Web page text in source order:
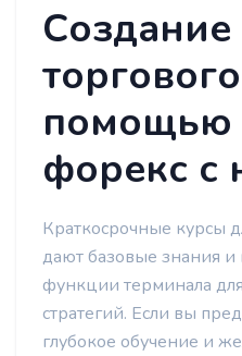
Создание
помощью
форекс с
Краткосрочные курсы
дают базовые знания и
функции терминала
стратегий. Если вы
глубокое обучение и